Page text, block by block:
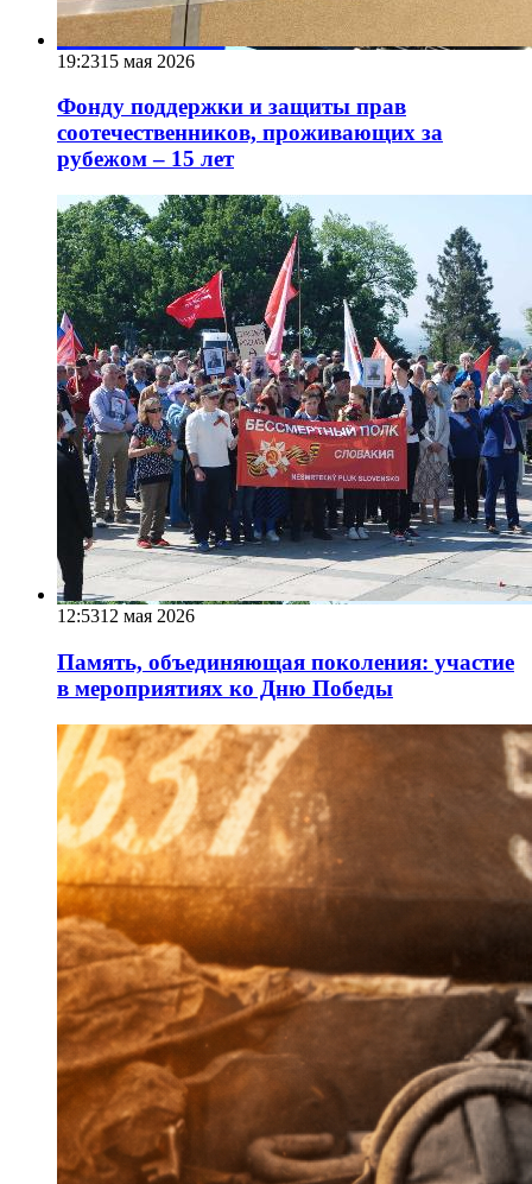
19:2315 мая 2026
Фонду поддержки и защиты прав
соотечественников, проживающих за
рубежом – 15 лет
12:5312 мая 2026
Память, объединяющая поколения: участие
в мероприятиях ко Дню Победы